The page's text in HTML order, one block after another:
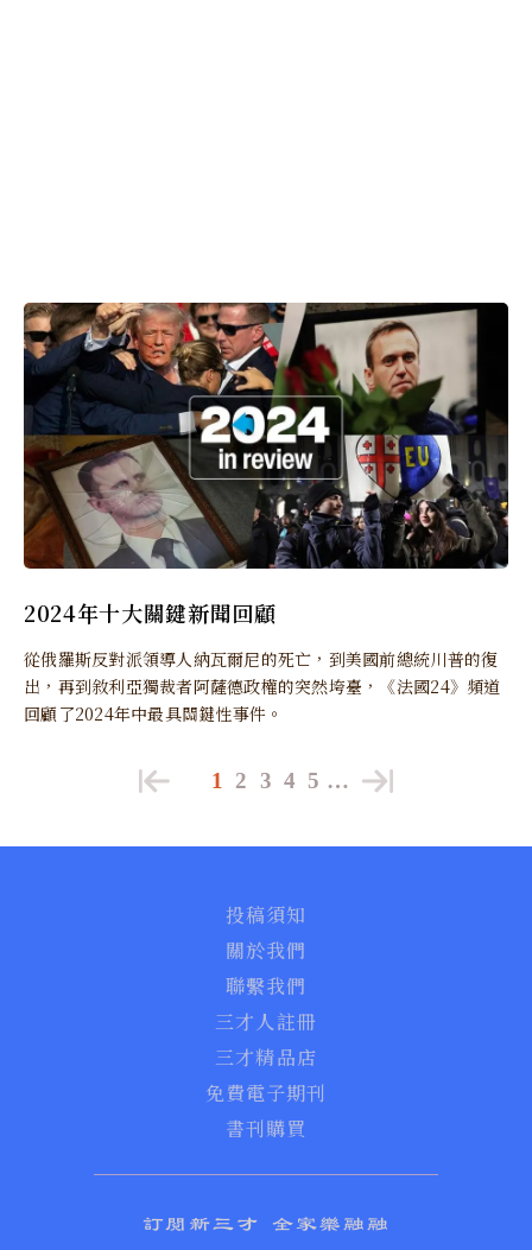
2024年十大關鍵新聞回顧
從俄羅斯反對派領導人納瓦爾尼的死亡，到美國前總統川普的復
出，再到敘利亞獨裁者阿薩德政權的突然垮臺，《法國24》頻道
回顧了2024年中最具關鍵性事件。
1 2 3 4 5 …
投稿須知
關於我們
聯繫我們
三才人註冊
三才精品店
免費電子期刊
書刊購買
訂閱新三才 全家樂融融